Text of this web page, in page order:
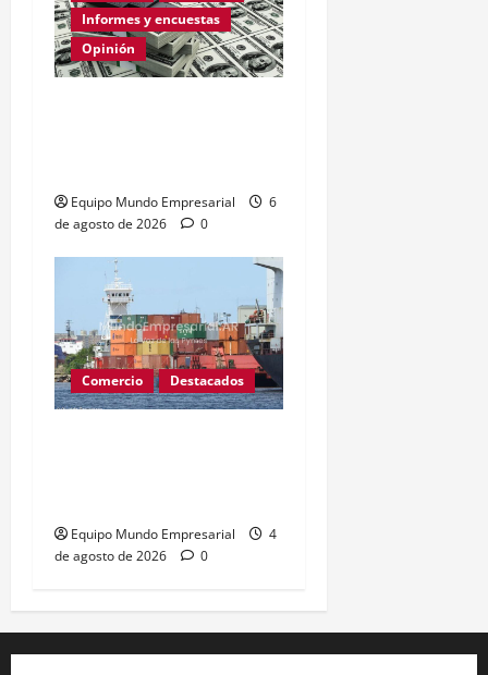
Informes y encuestas
Opinión
Equipo Mundo Empresarial
6
de agosto de 2026
0
Comercio Destacados
Equipo Mundo Empresarial
4
de agosto de 2026
0